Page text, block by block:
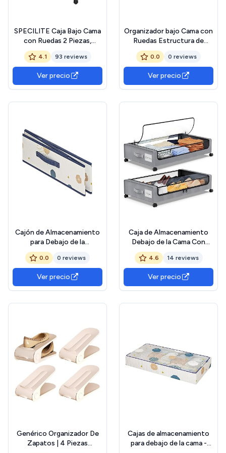
SPECILITE Caja Bajo Cama
con Ruedas 2 Piezas,
Metálico Almacenaje Bajo
Cama, Cajas Almacenaje
Ropa con Ruedas y Tapa,
Zapatos, Juguetes y
Mantas
4.1 93 reviews
Ver precio
Organizador bajo Cama con
Ruedas Estructura de
Hierro Resistente
Almacenaje para
Dormitorios Pequeños
Zapatero Rodante y
Compacto Ahorro de
0.0 0 reviews
Ver precio
Cajón de Almacenamiento
para Debajo de la
Cama,Organizador Para
Debajo De La Cama |
Organizador con Ruedas
Transparente Apilable para
Habitación Mudanzas Ropa
0.0 0 reviews
Ver precio
Caja de Almacenamiento
Debajo de la Cama Con
Ruedas,2 Piezas
Organizador Ropa con
Ventana Transparente Para
Zapatos Mantas
Juguetes,Gris,2 Piezas
4.6 14 reviews
Ver precio
Genérico Organizador De
Zapatos | 4 Piezas
Cajas de almacenamiento
para debajo de la cama -